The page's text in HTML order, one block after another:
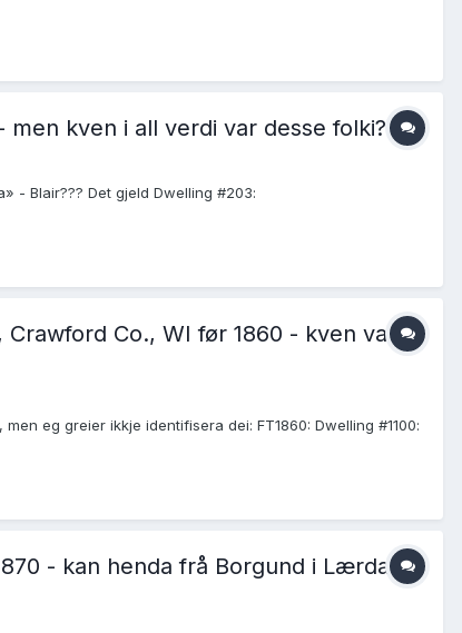
men kven i all verdi var desse folki?
- Blair??? Det gjeld Dwelling #203:
Co., WI før 1860 - kven var
eg greier ikkje identifisera dei: FT1860: Dwelling #1100:
- kan henda frå Borgund i Lærdal,